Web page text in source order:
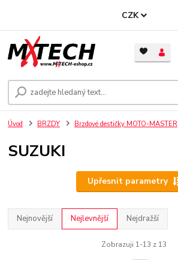
CZK
Úvod BRZDY Brzdové destičky MOTO-MASTER
SUZUKI
Upřesnit parametry
Nejnovější Nejlevnější Nejdražší
Zobrazuji 1-13 z 13